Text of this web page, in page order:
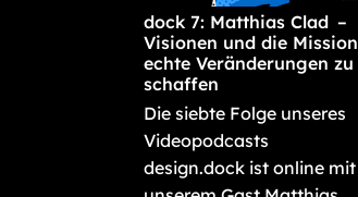
dock 7: Matthias Clad –
Visionen und die Mission
echte Veränderungen zu
schaffen
Die siebte Folge unseres
Videopodcasts
design.dock ist online mit